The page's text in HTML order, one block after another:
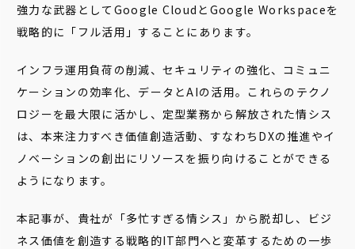
強力な武器としてGoogle CloudとGoogle Workspaceを
戦略的に「フル活用」することにあります。
インフラ運用負荷の削減、セキュリティの強化、コミュニ
ケーションの効率化、データとAIの活用。これらのテクノ
ロジーを最大限に活かし、定型業務から解放された情シス
は、本来注力すべき価値創造活動、すなわちDXの推進やイ
ノベーションの創出にリソースを振り向けることができる
ようになります。
本記事が、貴社が「多忙すぎる情シス」から脱却し、ビジ
ネス価値を創造する戦略的IT部門へと変革するための一歩